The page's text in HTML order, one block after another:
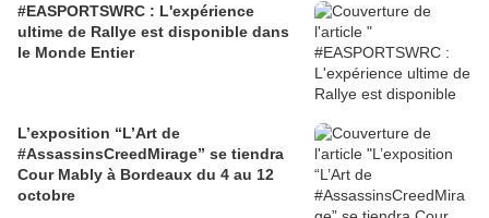
#EASPORTSWRC : L'expérience
ultime de Rallye est disponible dans
le Monde Entier
L’exposition “L’Art de
#AssassinsCreedMirage” se tiendra
Cour Mably à Bordeaux du 4 au 12
octobre